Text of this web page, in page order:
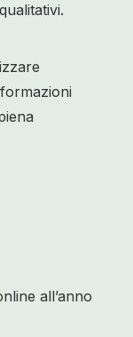
all’anno